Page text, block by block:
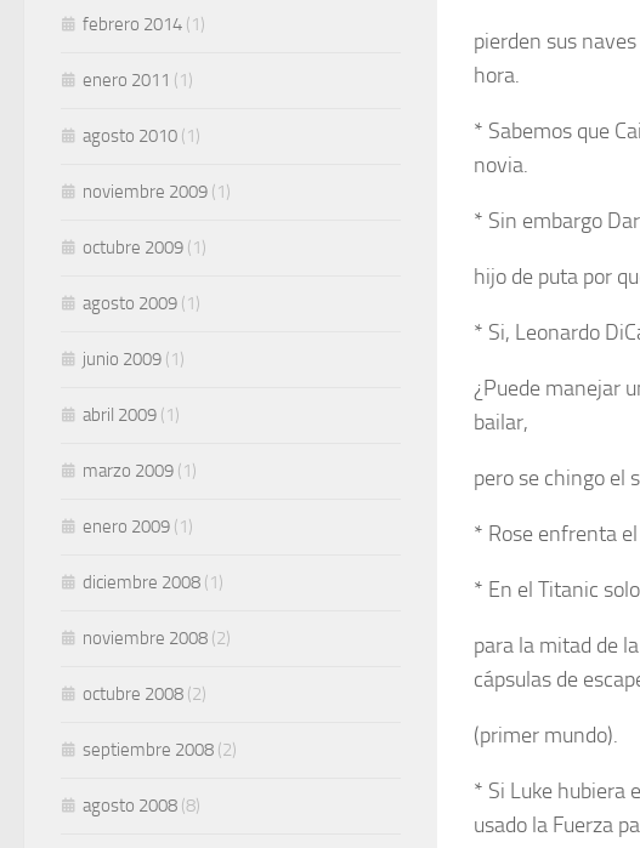
pierden sus
hora.
* Sabemos que
novia.
* Sin embargo
hijo de puta por
* Si, Leonardo
¿Puede manejar
bailar,
pero se chingo el
* Rose enfrenta
* En el Titanic
para la mitad de
cápsulas de
(primer mundo).
* Si Luke hubiera
usado la Fuerza
febrero 2014 (1)
enero 2011 (1)
agosto 2010 (1)
noviembre 2009 (1)
octubre 2009 (1)
agosto 2009 (1)
junio 2009 (1)
abril 2009 (1)
marzo 2009 (1)
enero 2009 (1)
diciembre 2008 (1)
noviembre 2008 (2)
octubre 2008 (2)
septiembre 2008 (2)
agosto 2008 (8)